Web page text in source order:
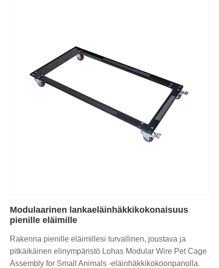
Modulaarinen lankaeläinhäkkikokonaisuus
pienille eläimille
Rakenna pienille eläimillesi turvallinen, joustava ja
pitkäikäinen elinympäristö Lohas Modular Wire Pet Cage
Assembly for Small Animals -eläinhäkkikokoonpanolla.